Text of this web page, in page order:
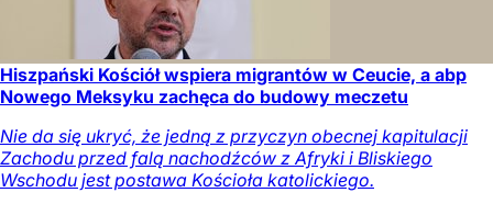
Hiszpański Kościół wspiera migrantów w Ceucie, a abp
Nowego Meksyku zachęca do budowy meczetu
Nie da się ukryć, że jedną z przyczyn obecnej kapitulacji
Zachodu przed falą nachodźców z Afryki i Bliskiego
Wschodu jest postawa Kościoła katolickiego.